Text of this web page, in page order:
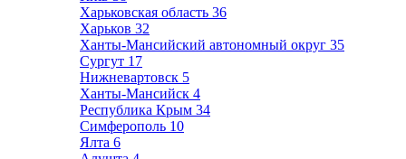
Харьковская область 36
Харьков 32
Ханты-Мансийский автономный округ 35
Сургут 17
Нижневартовск 5
Ханты-Мансийск 4
Республика Крым 34
Симферополь 10
Ялта 6